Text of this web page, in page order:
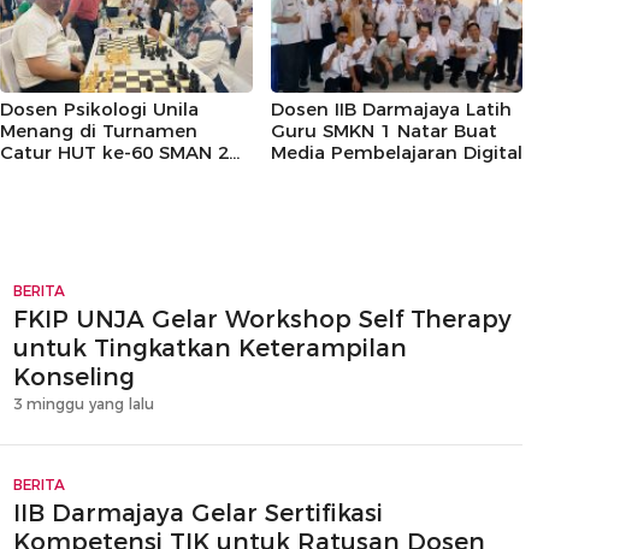
Dosen Psikologi Unila
Menang di Turnamen
Catur HUT ke-60 SMAN 2
Dosen IIB Darmajaya Latih
Guru SMKN 1 Natar Buat
Media Pembelajaran Digital
BERITA
FKIP UNJA Gelar Workshop Self Therapy
untuk Tingkatkan Keterampilan
Konseling
3 minggu yang lalu
BERITA
IIB Darmajaya Gelar Sertifikasi
Kompetensi TIK untuk Ratusan Dosen